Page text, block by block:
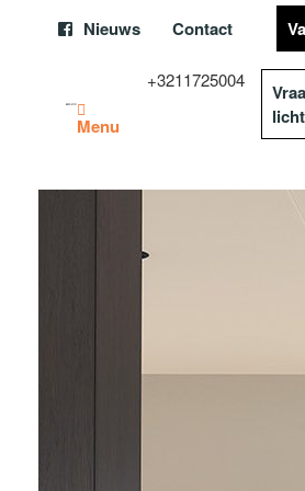
Nieuws Contact
Menu
+3211725004